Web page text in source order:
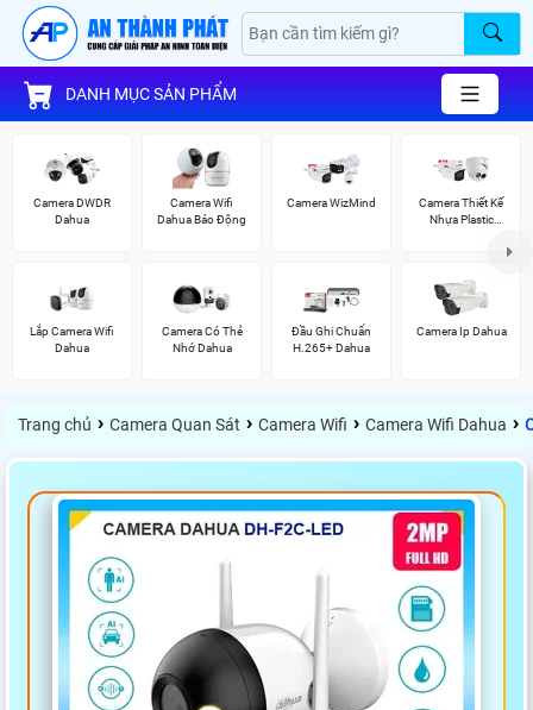
DANH MỤC SẢN PHẨM
Camera DWDR
Dahua
Camera Wifi
Dahua Báo Động
Camera WizMind
Camera Thiết Kế
Nhựa Plastic
Lắp Camera Wifi
Dahua
Camera Có Thẻ
Nhớ Dahua
Đầu Ghi Chuẩn
H.265+ Dahua
Camera Ip Dahua
Trang chủ › Camera Quan Sát › Camera Wifi › Camera Wifi Dahua ›